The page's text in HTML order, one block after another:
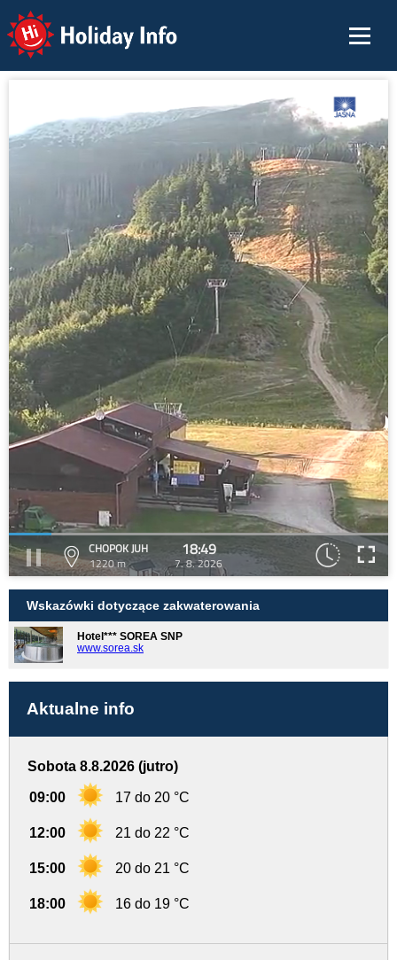
Holiday Info
CHOPOK JUH
1220 m
18:49
7. 8. 2026
Wskazówki dotyczące zakwaterowania
Hotel*** SOREA SNP
www.sorea.sk
Aktualne info
Sobota 8.8.2026 (jutro)
09:00 17 do 20 °C
12:00 21 do 22 °C
15:00 20 do 21 °C
18:00 16 do 19 °C